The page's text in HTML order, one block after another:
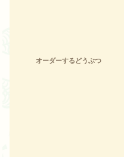
オーダーするどうぶつ